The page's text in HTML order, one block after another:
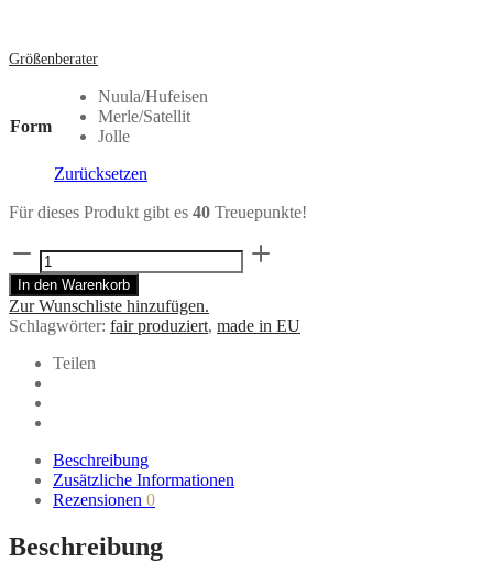
Größenberater
Form
Nuula/Hufeisen
Merle/Satellit
Jolle
Zurücksetzen
Für dieses Produkt gibt es 40 Treuepunkte!
Ohrringe
Terrazzo
Golden
Matt
von
Ibiza
Menge
In den Warenkorb
Zur Wunschliste hinzufügen.
Schlagwörter: fair produziert, made in EU
Teilen
Beschreibung
Zusätzliche Informationen
Rezensionen 0
Beschreibung